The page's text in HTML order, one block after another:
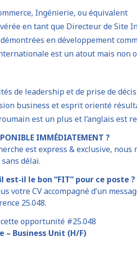
Ingénierie, ou équivalent
en tant que Directeur de Site
en développement
est un atout mais non
de leadership et de prise de
business et esprit orienté
est un plus et l’anglais est
IMMÉDIATEMENT ?
est express & exclusive,
délai.
est-il le bon “FIT” pour ce poste ?
votre CV accompagné d’un
25.048.
opportunité #25.048
– Business Unit (H/F)